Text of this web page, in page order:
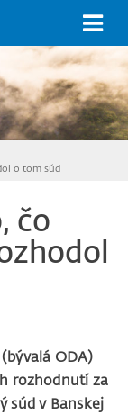
o tom súd
čo
ODA)
rozhodnutí za
súd v Banskej